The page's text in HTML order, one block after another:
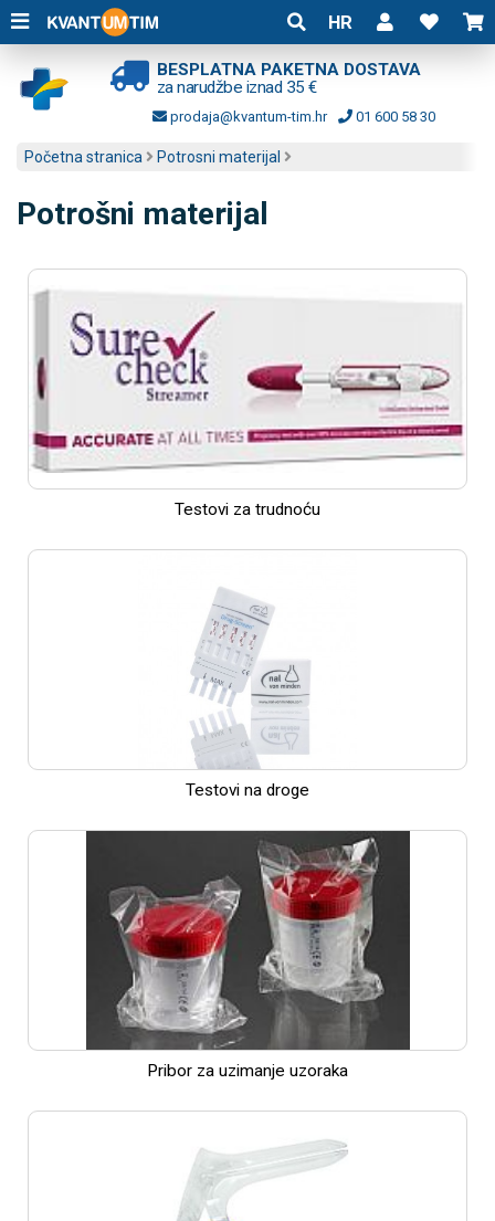
HR
BESPLATNA PAKETNA DOSTAVA
za narudžbe iznad 35 €
prodaja@kvantum-tim.hr 01 600 58 30
Početna stranica Potrosni materijal
Potrošni materijal
Testovi za trudnoću
Testovi na droge
Pribor za uzimanje uzoraka